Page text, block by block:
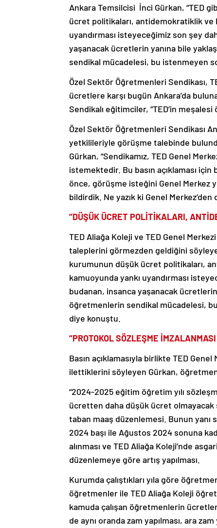
Ankara Temsilcisi İnci Gürkan, “TED
ücret politikaları, antidemokratiklik ve
uyandırması isteyeceğimiz son şey
yaşanacak ücretlerin yanına bile
sendikal mücadelesi, bu istenmeyen
Özel Sektör Öğretmenleri Sendikası,
ücretlere karşı bugün Ankara’da
Sendikalı eğitimciler, “TED’in meşalesi
Özel Sektör Öğretmenleri Sendikası
yetkilileriyle görüşme talebinde
Gürkan, “Sendikamız, TED Genel
istemektedir. Bu basın açıklaması
önce, görüşme isteğini Genel Merkez
bildirdik. Ne yazık ki Genel Merkez’den
“DÜŞÜK ÜCRET POLİTİKALARI,
TED Aliağa Koleji ve TED Genel
taleplerini görmezden geldiğini
kurumunun düşük ücret politikaları,
kamuoyunda yankı uyandırması
budanan, insanca yaşanacak
öğretmenlerin sendikal mücadelesi,
diye konuştu.
“PROTOKOL SÖZLEŞME
Basın açıklamasıyla birlikte TED
ilettiklerini söyleyen Gürkan,
“2024-2025 eğitim öğretim yılı
ücretten daha düşük ücret olmayacak
taban maaş düzenlemesi. Bunun yanı
2024 başı ile Ağustos 2024 sonuna
alınması ve TED Aliağa Koleji’nde
düzenlemeye göre artış yapılması.
Kurumda çalıştıkları yıla göre
öğretmenler ile TED Aliağa Koleji
kamuda çalışan öğretmenlerin
de aynı oranda zam yapılması, ara